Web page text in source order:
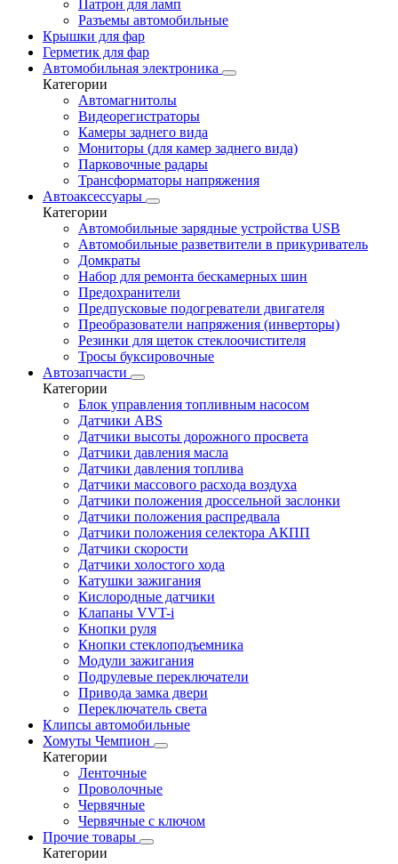
Патрон для ламп
Разъемы автомобильные
Крышки для фар
Герметик для фар
Автомобильная электроника
Категории
Автомагнитолы
Видеорегистраторы
Камеры заднего вида
Мониторы (для камер заднего вида)
Парковочные радары
Трансформаторы напряжения
Автоаксессуары
Категории
Автомобильные зарядные устройства USB
Автомобильные разветвители в прикуриватель
Домкраты
Набор для ремонта бескамерных шин
Предохранители
Предпусковые подогреватели двигателя
Преобразователи напряжения (инверторы)
Резинки для щеток стеклоочистителя
Тросы буксировочные
Автозапчасти
Категории
Блок управления топливным насосом
Датчики ABS
Датчики высоты дорожного просвета
Датчики давления масла
Датчики давления топлива
Датчики массового расхода воздуха
Датчики положения дроссельной заслонки
Датчики положения распредвала
Датчики положения селектора АКПП
Датчики скорости
Датчики холостого хода
Катушки зажигания
Кислородные датчики
Клапаны VVT-i
Кнопки руля
Кнопки стеклоподъемника
Модули зажигания
Подрулевые переключатели
Привода замка двери
Переключатель света
Клипсы автомобильные
Хомуты Чемпион
Категории
Ленточные
Проволочные
Червячные
Червячные с ключом
Прочие товары
Категории